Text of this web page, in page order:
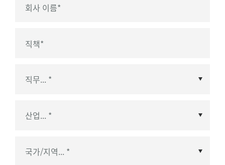
회사 이름*
직책*